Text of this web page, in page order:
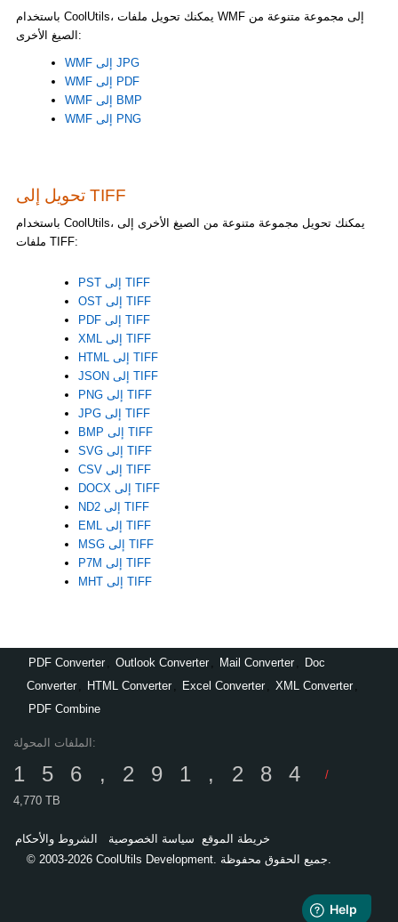
باستخدام CoolUtils، يمكنك تحويل ملفات WMF إلى مجموعة متنوعة من
الصيغ الأخرى:
WMF إلى JPG
WMF إلى PDF
WMF إلى BMP
WMF إلى PNG
تحويل إلى TIFF
باستخدام CoolUtils، يمكنك تحويل مجموعة متنوعة من الصيغ الأخرى إلى
ملفات TIFF:
PST إلى TIFF
OST إلى TIFF
PDF إلى TIFF
XML إلى TIFF
HTML إلى TIFF
JSON إلى TIFF
PNG إلى TIFF
JPG إلى TIFF
BMP إلى TIFF
SVG إلى TIFF
CSV إلى TIFF
DOCX إلى TIFF
ND2 إلى TIFF
EML إلى TIFF
MSG إلى TIFF
P7M إلى TIFF
MHT إلى TIFF
PDF Converter Outlook Converter Mail Converter
Doc
Converter
HTML Converter Excel Converter XML Converter
PDF Combine
الملفات المحولة:
156,291,284
/
4,770 TB
خريطة الموقع سياسة الخصوصية
الشروط والأحكام
© 2003-2026 CoolUtils Development. جميع الحقوق محفوظة.